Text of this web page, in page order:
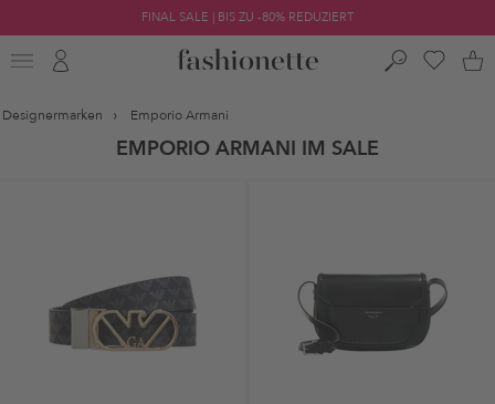
FINAL SALE | BIS ZU -80% REDUZIERT
Designermarken Emporio Armani
EMPORIO ARMANI IM SALE